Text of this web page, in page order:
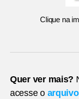
Clique na
Quer ver mais?
acesse o arquivo